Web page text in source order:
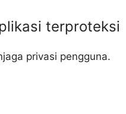
terproteksi
privasi pengguna.